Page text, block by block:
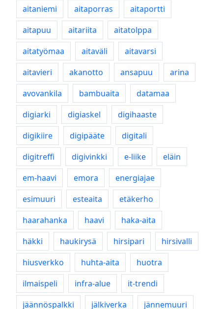
aitaniemi
aitaporras
aitaportti
aitapuu
aitariita
aitatolppa
aitatyömaa
aitaväli
aitavarsi
aitavieri
akanotto ansapuu
arina
avovankila
bambuaita
datamaa
digiarki
digiaskel
digihaaste
digikiire
digipääte
digitali
digitreffi
digivinkki e-liike
eläin
em-haavi
emora
energiajae
esimuuri
esteaita
etäkerho
haarahanka
haavi
haka-aita
häkki
haukirysä hirsipari
hirsivalli
hiusverkko
huhta-aita
huotra
ilmaispeli
infra-alue
it-trendi
jäännöspalkki
jälkiverka jännemuuri